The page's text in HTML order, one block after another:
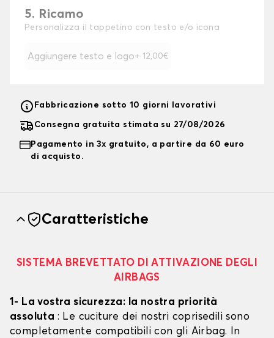
5. Ricamo
Personalizza il tappetino con testo e/o icona
Aggiungere testo e logo + 12,00€
Fabbricazione sotto 10 giorni lavorativi
Consegna gratuita stimata su 27/08/2026
Pagamento in 3x gratuito, a partire da 60 euro
di acquisto.
Caratteristiche
SISTEMA BREVETTATO DI ATTIVAZIONE DEGLI
AIRBAGS
1- La vostra sicurezza: la nostra priorità
assoluta : Le cuciture dei nostri coprisedili sono
completamente compatibili con gli Airbag. In